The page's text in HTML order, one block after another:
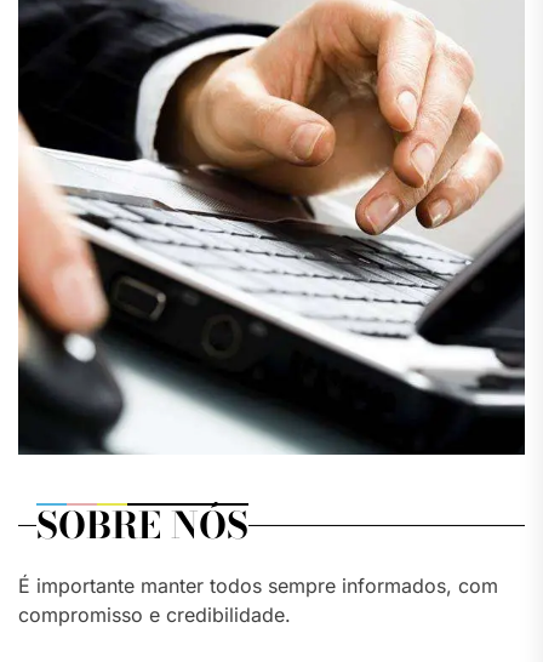
SOBRE NÓS
É importante manter todos sempre informados, com
compromisso e credibilidade.